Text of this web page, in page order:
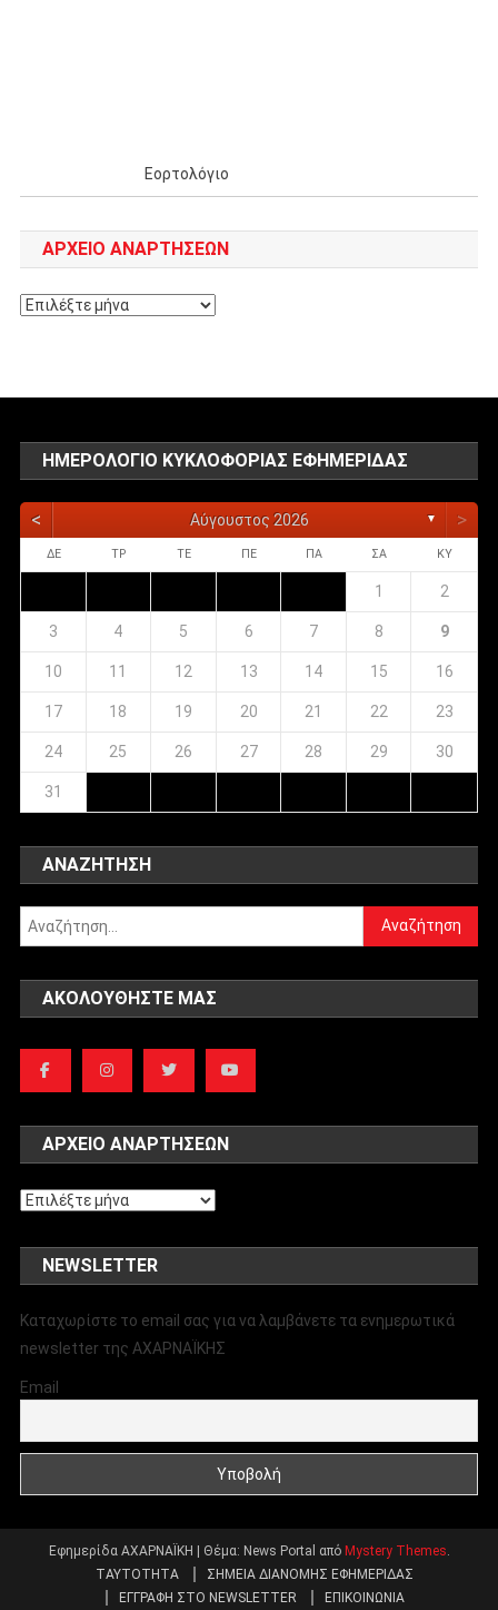
Εορτολόγιο
ΑΡΧΕΊΟ ΑΝΑΡΤΉΣΕΩΝ
Αρχείο
ΗΜΕΡΟΛΌΓΙΟ ΚΥΚΛΟΦΟΡΊΑΣ ΕΦΗΜΕΡΊΔΑΣ
< Αύγουστος 2026 ▼ >
ΔΕ ΤΡ ΤΕ ΠΕ ΠΑ ΣΑ ΚΥ
1 2
3 4 5 6 7 8 9
10 11 12 13 14 15 16
17 18 19 20 21 22 23
24 25 26 27 28 29 30
31
ΑΝΑΖΉΤΗΣΗ
Αναζήτηση
για:
ΑΚΟΛΟΥΘΉΣΤΕ ΜΑΣ
ΑΡΧΕΊΟ ΑΝΑΡΤΉΣΕΩΝ
Αρχείο
NEWSLETTER
Καταχωρίστε το email σας για να λαμβάνετε τα ενημερωτικά
newsletter της ΑΧΑΡΝΑΪΚΗΣ
Email
Εφημερίδα ΑΧΑΡΝΑΪΚΗ Θέμα: News Portal από Mystery Themes.
ΤΑΥΤΟΤΗΤΑ
ΣΗΜΕΙΑ ΔΙΑΝΟΜΗΣ ΕΦΗΜΕΡΙΔΑΣ
ΕΓΓΡΑΦΗ ΣΤΟ NEWSLETTER
ΕΠΙΚΟΙΝΩΝΙΑ